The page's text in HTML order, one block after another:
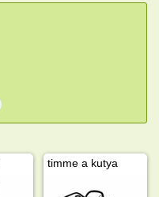
timme a kutya